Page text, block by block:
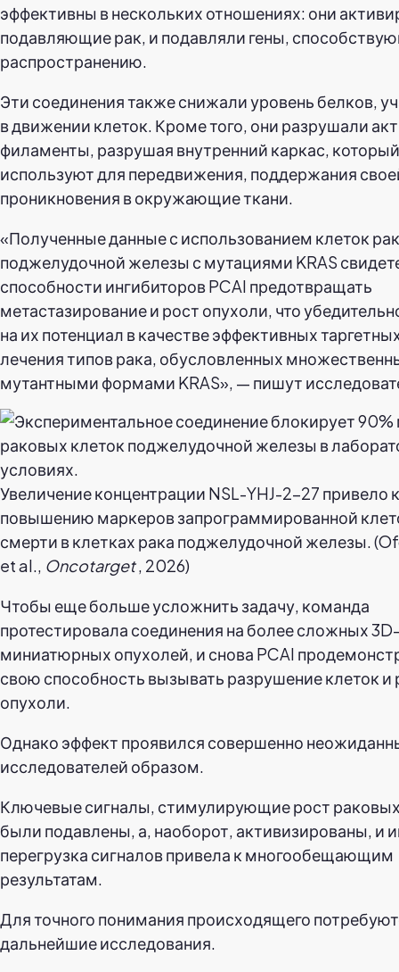
эффективны в нескольких отношениях: они
подавляющие рак, и подавляли гены,
распространению.
Эти соединения также снижали уровень белков,
в движении клеток. Кроме того, они разрушали
филаменты, разрушая внутренний каркас,
используют для передвижения, поддержания
проникновения в окружающие ткани.
«Полученные данные с использованием клеток
поджелудочной железы с мутациями KRAS
способности ингибиторов PCAI предотвращать
метастазирование и рост опухоли, что
на их потенциал в качестве эффективных
лечения типов рака, обусловленных
мутантными формами KRAS», — пишут
Увеличение концентрации NSL-YHJ-2-27 привело к
повышению маркеров запрограммированной
смерти в клетках рака поджелудочной железы.
et al., Oncotarget, 2026)
Чтобы еще больше усложнить задачу, команда
протестировала соединения на более сложных
миниатюрных опухолей, и снова PCAI
свою способность вызывать разрушение клеток и
опухоли.
Однако эффект проявился совершенно
исследователей образом.
Ключевые сигналы, стимулирующие рост раковых
были подавлены, а, наоборот, активизированы, и
перегрузка сигналов привела к многообещающим
результатам.
Для точного понимания происходящего
дальнейшие исследования.